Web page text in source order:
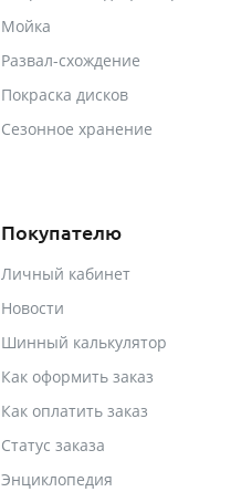
Мойка
Развал-схождение
Покраска дисков
Сезонное хранение
Покупателю
Личный кабинет
Новости
Шинный калькулятор
Как оформить заказ
Как оплатить заказ
Статус заказа
Энциклопедия